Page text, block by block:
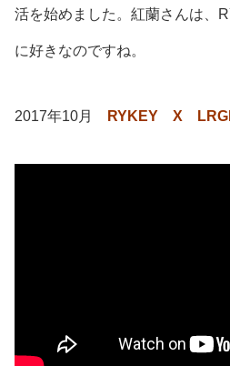
活を始めました。紅蘭さんは、
に好きなのですね。
2017年10月 RYKEY X